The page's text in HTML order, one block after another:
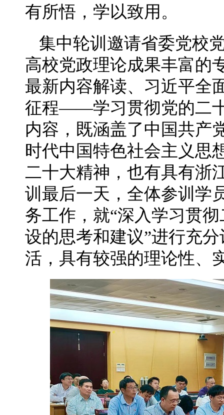
有所悟，学以致用。
集中轮训邀请省委党校
高校党政理论成果丰富的
最新内容解读、习近平全
征程——学习贯彻党的二
内容，既涵盖了中国共产
时代中国特色社会主义思
二十大精神，也有具有浙
训最后一天，全体参训学
务工作，就“深入学习贯
设的思考和建议”进行充
活，具有较强的理论性、